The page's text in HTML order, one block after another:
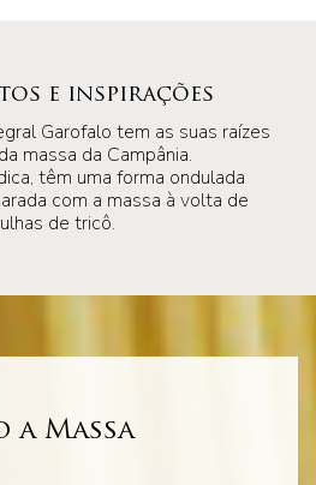
e inspirações
Garofalo tem as suas raízes
massa da Campânia.
têm uma forma ondulada
com a massa à volta de
de tricô.
a Massa